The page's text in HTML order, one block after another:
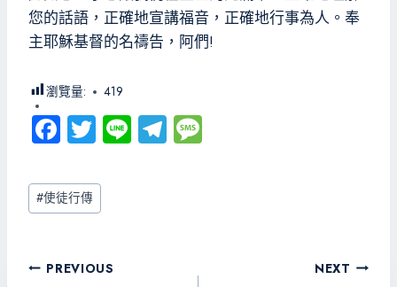
您的話語，正確地宣講福音，正確地行事為人。奉
主耶穌基督的名禱告，阿們!
瀏覽量: 419
Fa
ce
b
o
T
wi
tt
er
Li
ne
Te
le
Post
Tags:
#使徒行傳
文PREVIOUS NEXT